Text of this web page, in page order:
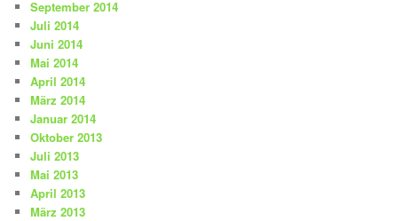
September 2014
Juli 2014
Juni 2014
Mai 2014
April 2014
März 2014
Januar 2014
Oktober 2013
Juli 2013
Mai 2013
April 2013
März 2013